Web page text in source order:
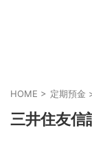
HOME > 定期預金
三井住友信